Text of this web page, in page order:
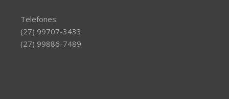
Telefones:
(27) 99707-3433
(27) 99886-7489